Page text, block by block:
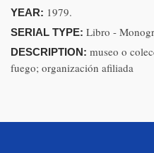
YEAR: 1979.
SERIAL TYPE: Libro -
DESCRIPTION: museo o
fuego; organización afiliada